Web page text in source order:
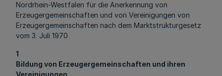
Nordrhein-Westfalen für die Anerkennung von
Erzeugergemeinschaften und von Vereinigungen von
Erzeugergemeinschaften nach dem Marktstrukturgesetz
vom 3. Juli 1970
1
Bildung von Erzeugergemeinschaften und ihren
Vereinigungen